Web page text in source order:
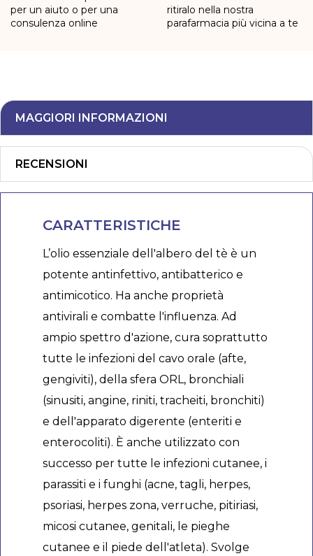
per un aiuto o per una
consulenza online
ritiralo nella nostra
parafarmacia più vicina a te
MAGGIORI INFORMAZIONI
RECENSIONI
CARATTERISTICHE
L’olio essenziale dell'albero del tè è un
potente antinfettivo, antibatterico e
antimicotico. Ha anche proprietà
antivirali e combatte l'influenza. Ad
ampio spettro d'azione, cura soprattutto
tutte le infezioni del cavo orale (afte,
gengiviti), della sfera ORL, bronchiali
(sinusiti, angine, riniti, tracheiti, bronchiti)
e dell'apparato digerente (enteriti e
enterocoliti). È anche utilizzato con
successo per tutte le infezioni cutanee, i
parassiti e i funghi (acne, tagli, herpes,
psoriasi, herpes zona, verruche, pitiriasi,
micosi cutanee, genitali, le pieghe
cutanee e il piede dell'atleta). Svolge